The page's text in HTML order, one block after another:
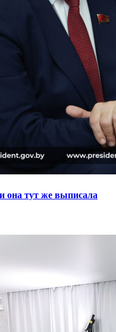
она тут же выписала